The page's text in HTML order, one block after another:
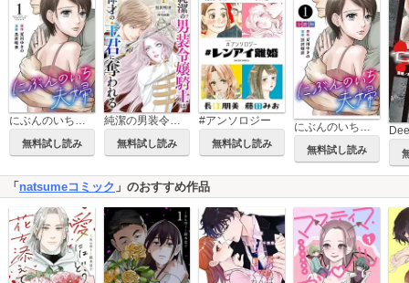
にぶんのいち夫婦
無料試し読み
純潔の男装令嬢騎士は偉才の主君に奪われる【分冊版】
無料試し読み
#アンソロジー
無料試し読み
にぶんのいち夫婦【分冊版】
無料試し読み
「 natsumeコミック 」のおすすめ作品